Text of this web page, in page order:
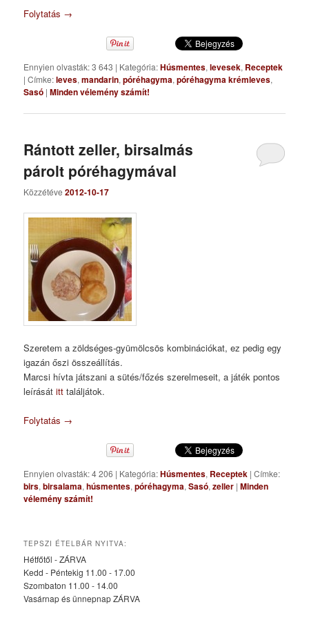
Folytatás →
Ennyien olvasták: 3 643 | Kategória:Húsmentes,levesek, Receptek
|Címke:leves,mandarin,póréhagyma,póréhagyma krémleves,
Sasó |Minden vélemény számít!
Rántott zeller, birsalmás
párolt póréhagymával
Közzétéve2012-10-17
Szeretem a zöldséges-gyümölcsös kombinációkat, ez pedig egy
igazán őszi összeállítás.
Marcsi hívta játszani a sütés/főzés szerelmeseit, a játék pontos
leírásátitt találjátok.
Folytatás →
Ennyien olvasták: 4 206 | Kategória:Húsmentes, Receptek |Címke:
birs,birsalama,húsmentes,póréhagyma,Sasó,zeller |Minden
vélemény számít!
TEPSZI ÉTELBÁR NYITVA:
Hétfőtől - ZÁRVA
Kedd - Péntekig 11.00 - 17.00
Szombaton 11.00 - 14.00
Vasárnap és ünnepnap ZÁRVA